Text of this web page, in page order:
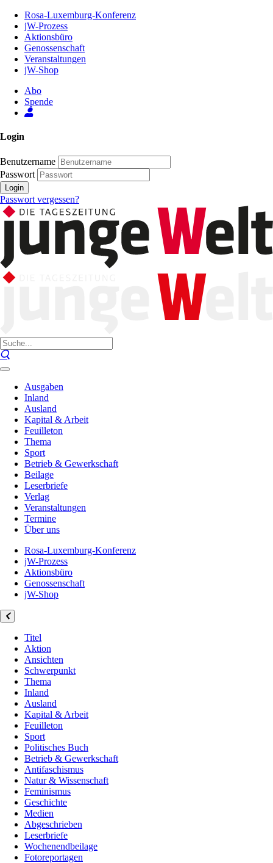
Inhalt
Seite
Rosa-Luxemburg-Konferenz
jW-Prozess
Aktionsbüro
Genossenschaft
Veranstaltungen
jW-Shop
Abo
Spende
Login
Benutzername
Passwort
Login
Passwort vergessen?
Ausgaben
Inland
Ausland
Kapital & Arbeit
Feuilleton
Thema
Sport
Betrieb & Gewerkschaft
Beilage
Leserbriefe
Verlag
Veranstaltungen
Termine
Über uns
Rosa-Luxemburg-Konferenz
jW-Prozess
Aktionsbüro
Genossenschaft
jW-Shop
Titel
Aktion
Ansichten
Schwerpunkt
Thema
Inland
Ausland
Kapital & Arbeit
Feuilleton
Sport
Politisches Buch
Betrieb & Gewerkschaft
Antifaschismus
Natur & Wissenschaft
Feminismus
Geschichte
Medien
Abgeschrieben
Leserbriefe
Wochenendbeilage
Fotoreportagen